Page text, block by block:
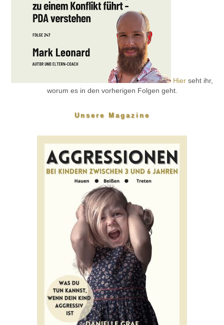
Hier seht ihr,
worum es in den vorherigen Folgen geht.
Unsere Magazine